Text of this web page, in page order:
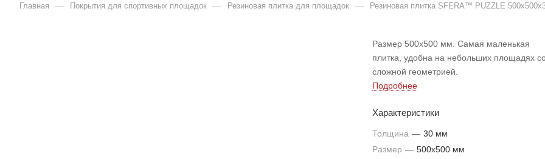
Главная — Покрытия для спортивных площадок — Резиновая плитка для площадок — Резиновая плитка SFERA™ PUZZLE
Размер 500х500 мм. Самая маленькая
плитка, удобна на небольших площадях
сложной геометрией.
Подробнее
Характеристики
Толщина — 30 мм
Размер — 500х500 мм